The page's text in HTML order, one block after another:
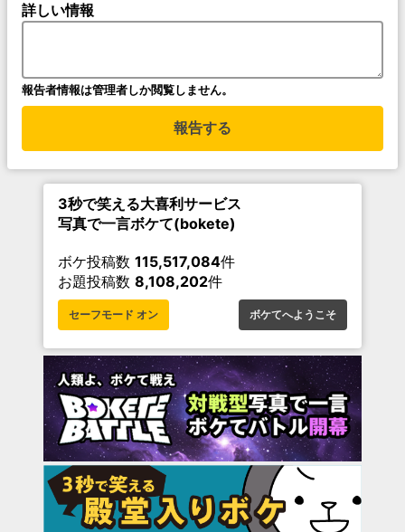
詳しい情報
報告者情報は管理者しか閲覧しません。
報告する
3秒で笑える大喜利サービス
写真で一言ボケて(bokete)
ボケ投稿数 115,517,084件
お題投稿数 8,108,202件
セーフモード オン ボケてへようこそ